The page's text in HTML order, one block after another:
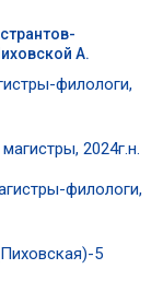
А.
филологи,
2024г.н.
филологи,
5